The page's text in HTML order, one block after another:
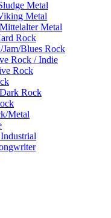
Metal
Metal
Metal
Rock
Jam/Blues Rock
Rock / Indie
Rock
Rock
Metal